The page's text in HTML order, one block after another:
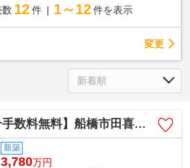
12 件 1～12 件を表示
変更
数料無料】船橋市田喜野井 新築戸建て
新築
3,780万円